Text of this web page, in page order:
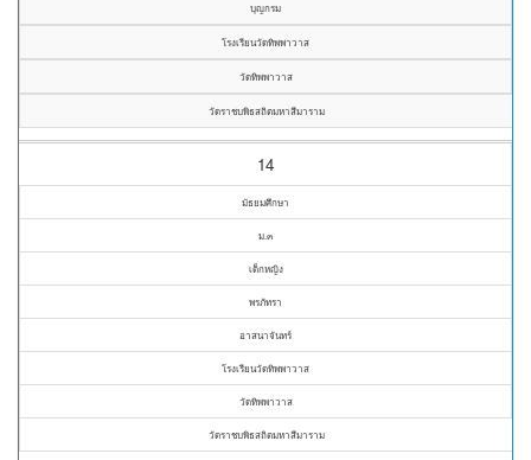
บุญกรม
โรงเรียนวัดทิพพาวาส
วัดทิพพาวาส
วัดราชบพิธสถิตมหาสีมาราม
14
มัธยมศึกษา
ม.๓
เด็กหญิง
พรภัทรา
อาสนาจันทร์
โรงเรียนวัดทิพพาวาส
วัดทิพพาวาส
วัดราชบพิธสถิตมหาสีมาราม